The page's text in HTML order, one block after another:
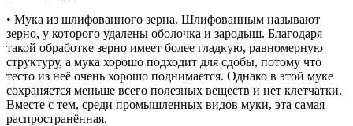
• Мука из шлифованного зерна. Шлифованным называют
зерно, у которого удалены оболочка и зародыш. Благодаря
такой обработке зерно имеет более гладкую, равномерную
структуру, а мука хорошо подходит для сдобы, потому что
тесто из неё очень хорошо поднимается. Однако в этой муке
сохраняется меньше всего полезных веществ и нет клетчатки.
Вместе с тем, среди промышленных видов муки, эта самая
распространённая.